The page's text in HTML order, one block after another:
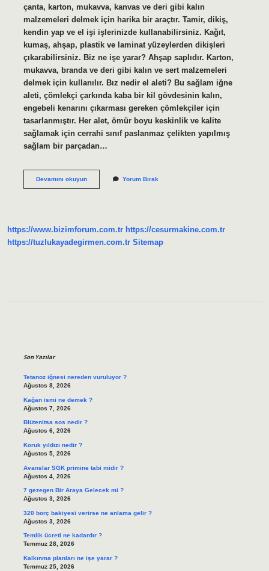
çanta, karton, mukavva, kanvas ve deri gibi kalın
malzemeleri delmek için harika bir araçtır. Tamir, dikiş,
kendin yap ve el işi işlerinizde kullanabilirsiniz. Kağıt,
kumaş, ahşap, plastik ve laminat yüzeylerden dikişleri
çıkarabilirsiniz. Biz ne işe yarar? Ahşap saplıdır. Karton,
mukavva, branda ve deri gibi kalın ve sert malzemeleri
delmek için kullanılır. Bız nedir el aleti? Bu sağlam iğne
aleti, çömlekçi çarkında kaba bir kil gövdesinin kalın,
engebeli kenarını çıkarması gereken çömlekçiler için
tasarlanmıştır. Her alet, ömür boyu keskinlik ve kalite
sağlamak için cerrahi sınıf paslanmaz çelikten yapılmış
sağlam bir parçadan…
Devamını okuyunBiz
Yorum Bırak
https://www.bizimforum.com.tr https://cesurmakine.com.tr
https://tuzlukayadegirmen.com.tr Sitemap
Son Yazılar
Tetanoz iğnesi nereden vuruluyor ?
Ağustos 8, 2026
Kağan ismi ne demek ?
Ağustos 7, 2026
Blütenitsa sos nedir ?
Ağustos 6, 2026
Koruk yıldızı nedir ?
Ağustos 5, 2026
Avanslar SGK primine tabi midir ?
Ağustos 4, 2026
7 gezegen Bir Araya Gelecek mi ?
Ağustos 3, 2026
320 borç bakiyesi verirse ne anlama gelir ?
Ağustos 3, 2026
Temlik ücreti ne kadardır ?
Temmuz 28, 2026
Kalkınma planları ne işe yarar ?
Temmuz 25, 2026